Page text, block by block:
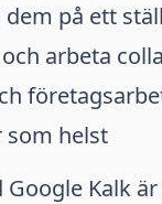
på ett
arbeta
som helst
Kalk